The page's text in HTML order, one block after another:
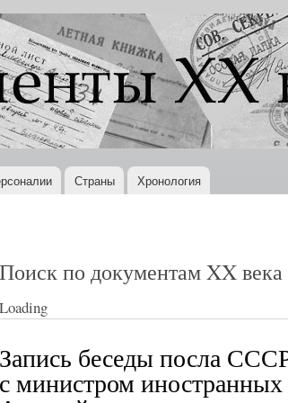
Перейти к
основному
содержанию
Страны Хронология
Поиск по документам XX века
Loading
Запись беседы посла
с министром